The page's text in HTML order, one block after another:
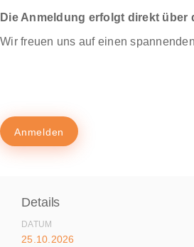
Die Anmeldung erfolgt direkt über
Wir freuen uns auf einen
Anmelden
Details
DATUM
25.10.2026